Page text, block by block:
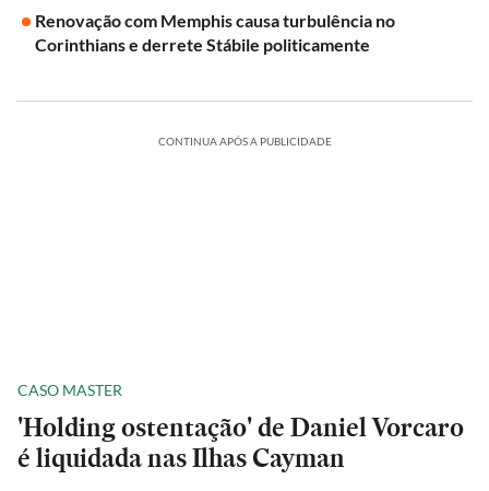
Renovação com Memphis causa turbulência no
Corinthians e derrete Stábile politicamente
CONTINUA APÓS A PUBLICIDADE
CASO MASTER
'Holding ostentação' de Daniel Vorcaro
é liquidada nas Ilhas Cayman